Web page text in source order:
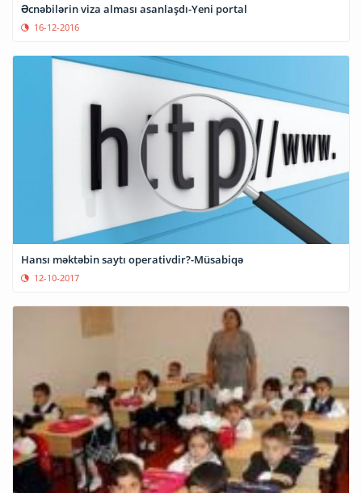
Əcnəbilərin viza alması asanlaşdı-Yeni portal
16-12-2016
Hansı məktəbin saytı operativdir?-Müsabiqə
12-10-2017